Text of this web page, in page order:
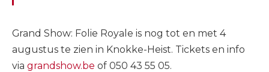
Grand Show: Folie Royale is nog tot en met 4
augustus te zien in Knokke-Heist. Tickets en info
via grandshow.be of 050 43 55 05.